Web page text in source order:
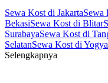
Sewa Kost di JakartaSewa
BekasiSewa Kost di Blitar
SurabayaSewa Kost di
SelatanSewa Kost di
Selengkapnya